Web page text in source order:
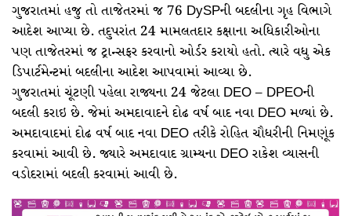
ગુજરાતમાં હજુ તો તાજેતરમાં જ 76 DySPની બદલીના ગૃહ વિભાગે
આદેશ આપ્યા છે. તદુપરાંત 24 મામલતદાર કક્ષાના અધિકારીઓના
પણ તાજેતરમાં જ ટ્રાન્સફર કરવાનો ઓર્ડર કરાયો હતો. ત્યારે વધુ એક
ડિપાર્ટમેન્ટમાં બદલીના આદેશ આપવામાં આવ્યા છે.
ગુજરાતમાં ચૂંટણી પહેલા રાજ્યના 24 જેટલા DEO – DPEOની
બદલી કરાઇ છે. જેમાં અમદાવાદને દોઢ વર્ષ બાદ નવા DEO મળ્યાં છે.
અમદાવાદમાં દોઢ વર્ષ બાદ નવા DEO તરીકે રોહિત ચૌધરીની નિમણૂંક
કરવામાં આવી છે. જ્યારે અમદાવાદ ગ્રામ્યના DEO રાકેશ વ્યાસની
વડોદરામાં બદલી કરવામાં આવી છે.